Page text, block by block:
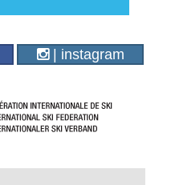
| instagram